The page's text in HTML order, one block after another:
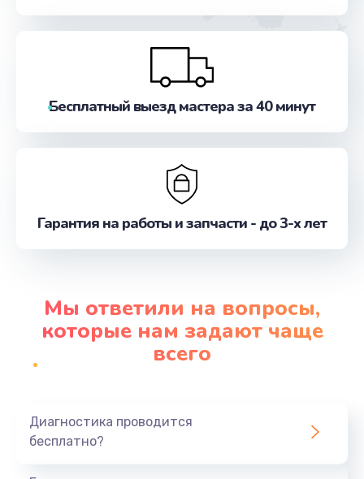
Бесплатный выезд мастера за 40 минут
Гарантия на работы и запчасти - до 3-х лет
Мы ответили на вопросы,
которые нам задают чаще
всего
Диагностика проводится
бесплатно?